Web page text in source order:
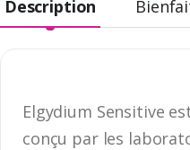
Description
Elgydium Sensitive
conçu par les